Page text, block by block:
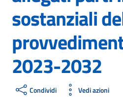
sostanziali
2023-2032
Condividi Vedi azioni